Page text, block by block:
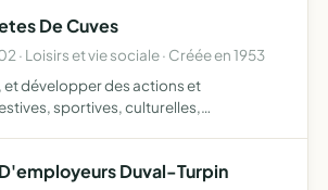
De Cuves
· Loisirs et vie sociale · Créée en 1953
et développer des actions et
sportives, culturelles,
Duval-Turpin